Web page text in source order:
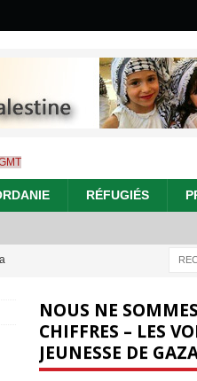
RÉFUGIÉS
NOUS NE
CHIFFRES – LES
JEUNESSE DE